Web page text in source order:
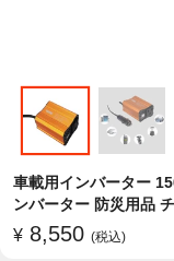
車載用インバーター
ンバーター 防災用品
¥ 8,550 (税込)